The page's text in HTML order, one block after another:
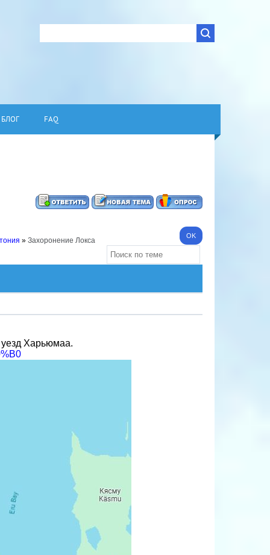
БЛОГ FAQ
» Захоронение Локса
уезд Харьюмаа.